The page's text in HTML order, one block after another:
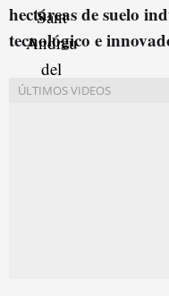
hectáreas de suelo
tecnológico e